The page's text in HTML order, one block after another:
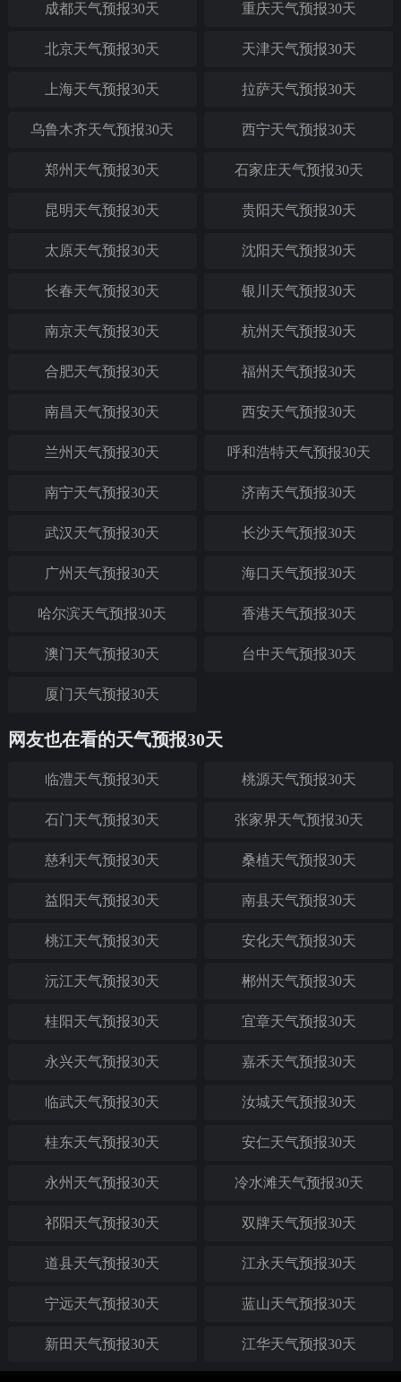
成都天气预报30天 重庆天气预报30天
北京天气预报30天 天津天气预报30天
上海天气预报30天 拉萨天气预报30天
乌鲁木齐天气预报30天 西宁天气预报30天
郑州天气预报30天 石家庄天气预报30天
昆明天气预报30天 贵阳天气预报30天
太原天气预报30天 沈阳天气预报30天
长春天气预报30天 银川天气预报30天
南京天气预报30天 杭州天气预报30天
合肥天气预报30天 福州天气预报30天
南昌天气预报30天 西安天气预报30天
兰州天气预报30天 呼和浩特天气预报30天
南宁天气预报30天 济南天气预报30天
武汉天气预报30天 长沙天气预报30天
广州天气预报30天 海口天气预报30天
哈尔滨天气预报30天 香港天气预报30天
澳门天气预报30天 台中天气预报30天
厦门天气预报30天
网友也在看的天气预报30天
临澧天气预报30天 桃源天气预报30天
石门天气预报30天 张家界天气预报30天
慈利天气预报30天 桑植天气预报30天
益阳天气预报30天 南县天气预报30天
桃江天气预报30天 安化天气预报30天
沅江天气预报30天 郴州天气预报30天
桂阳天气预报30天 宜章天气预报30天
永兴天气预报30天 嘉禾天气预报30天
临武天气预报30天 汝城天气预报30天
桂东天气预报30天 安仁天气预报30天
永州天气预报30天 冷水滩天气预报30天
祁阳天气预报30天 双牌天气预报30天
道县天气预报30天 江永天气预报30天
宁远天气预报30天 蓝山天气预报30天
新田天气预报30天 江华天气预报30天